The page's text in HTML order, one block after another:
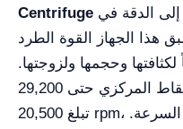
Centrifuge
هذا الجهاز القوة الطرد
وحجمها ولزوجتها.
مع قوة الإسقاط المركزي حتى 29,200 xg وسرعة قصوى
تبلغ 20,500 rpm، فإنه يوفر تحكماً دقيقاً في السرعة.